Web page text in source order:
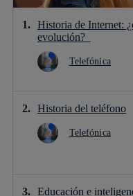
Historia de Internet:
evolución?
Telefónica
Historia del teléfono
Telefónica
Educación e